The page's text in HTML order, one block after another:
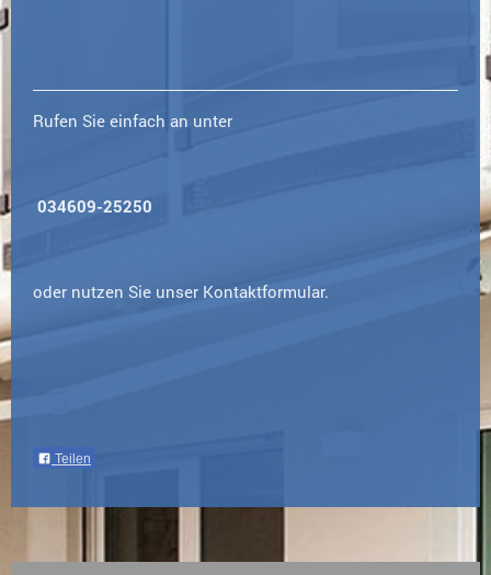
Rufen Sie einfach an unter
034609-25250
oder nutzen Sie unser Kontaktformular.
Teilen